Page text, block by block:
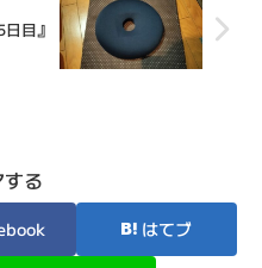
目』
る
はてブ